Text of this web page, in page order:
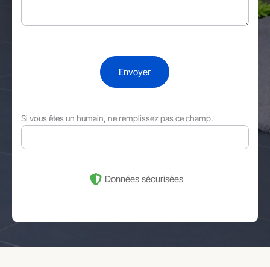
Envoyer
Si vous êtes un humain, ne remplissez pas ce champ.
Données sécurisées